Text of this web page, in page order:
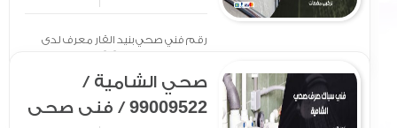
رقم فني صحي بنيد القار معرف لدى
الجميع بتوفير سيارة[ .. ]
صحي الشامية /
99009522 / فني صحي